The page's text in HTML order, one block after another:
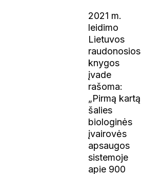
2021 m.
leidimo
Lietuvos
raudonosios
knygos
įvade
rašoma:
„Pirmą kartą
šalies
biologinės
įvairovės
apsaugos
sistemoje
apie 900